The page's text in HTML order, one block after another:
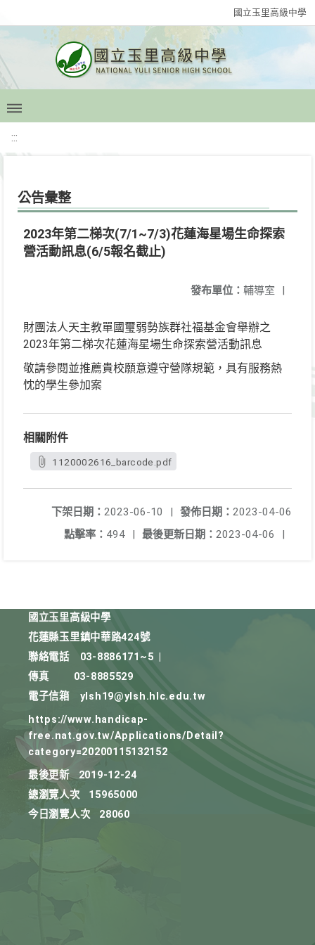
國立玉里高級中學
:::
公告彙整
2023年第二梯次(7/1~7/3)花蓮海星場生命探索
營活動訊息(6/5報名截止)
發布單位： 輔導室 |
財團法人天主教單國璽弱勢族群社福基金會舉辦之
2023年第二梯次花蓮海星場生命探索營活動訊息
敬請參閱並推薦貴校願意遵守營隊規範，具有服務熱
忱的學生參加案
相關附件
1120002616_barcode.pdf
發佈日期： 2023-04-06
下架日期： 2023-06-10
|
最後更新日期： 2023-04-06 |
點擊率： 494 |
國立玉里高級中學
花蓮縣玉里鎮中華路424號
聯絡電話
03-8886171~5
傳真
03-8885529
電子信箱
ylsh19@ylsh.hlc.edu.tw
https://www.handicap-
free.nat.gov.tw/Applications/Detail?
category=20200115132152
最後更新
2019-12-24
總瀏覽人次
15965000
今日瀏覽人次
28060